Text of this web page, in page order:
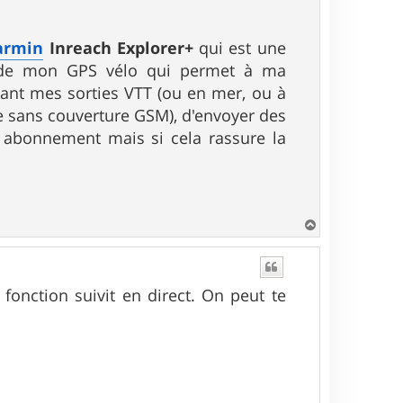
Inreach Explorer+qui est une
mon GPS vélo qui permet à ma
mes sorties VTT (ou en mer, ou à
couverture GSM), d'envoyer des
mais si cela rassure la
a
suivit en direct. On peut te